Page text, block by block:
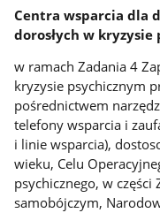
Centra wsparcia dla
dorosłych w kryzysie
w ramach Zadania 4
kryzysie psychicznym
pośrednictwem
telefony wsparcia i
i linie wsparcia),
wieku, Celu
psychicznego, w
samobójczym,